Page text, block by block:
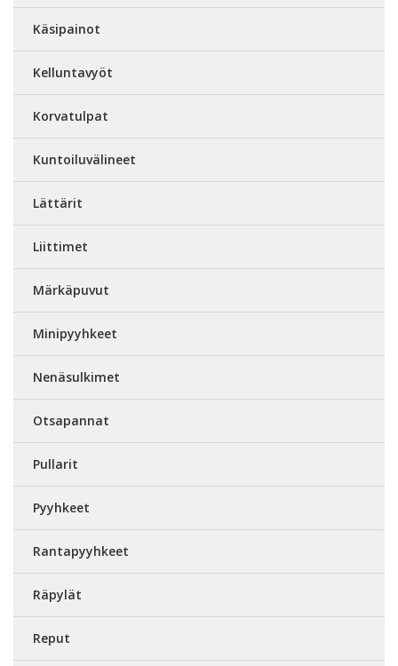
Käsipainot
Kelluntavyöt
Korvatulpat
Kuntoiluvälineet
Lättärit
Liittimet
Märkäpuvut
Minipyyhkeet
Nenäsulkimet
Otsapannat
Pullarit
Pyyhkeet
Rantapyyhkeet
Räpylät
Reput